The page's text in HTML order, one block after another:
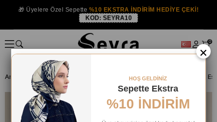
🎁 Üyelere Özel Sepette %10 EKSTRA İNDİRİM HEDİYE ÇEKİ!
KOD: SEYRA10
0
Anasayfa İPEK EŞARP Armine İpek 2025 Yaz Armine Sura İpek
×
HOŞ GELDİNİZ
Sepette Ekstra
%10 İNDİRİM